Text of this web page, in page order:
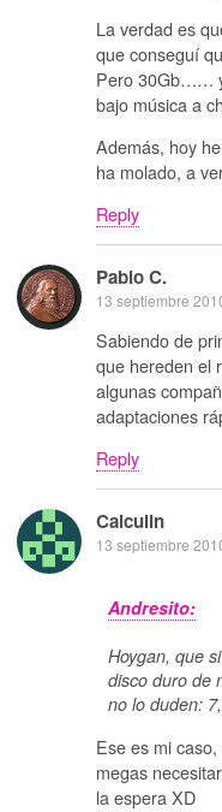
La verdad es
que conseguí
Pero 30Gb……
bajo música a
Además, hoy
ha molado, a
Reply
Pablo C.
13 septiembre
Sabiendo de
que hereden el
algunas
adaptaciones
Reply
Calculin
13 septiembre
Andresito:
Hoygan, que
disco duro de
no lo duden:
Ese es mi
megas
la espera XD